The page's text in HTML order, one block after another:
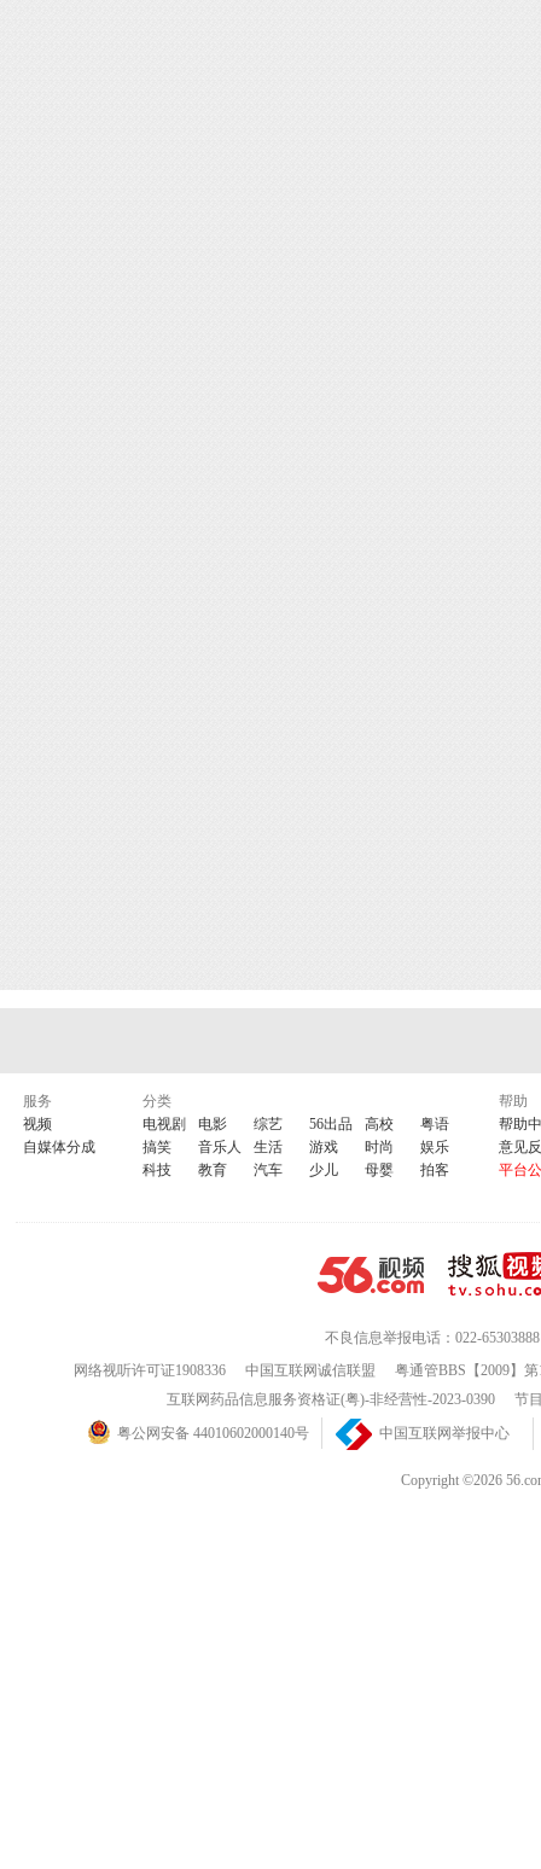
服务
视频
自媒体分成
分类
电视剧
电影 综艺 56出品 高校
粤语
搞笑
音乐人 生活 游戏 时尚
娱乐
科技
教育 汽车 少儿 母婴 拍客
帮助
帮助
意见
平台
不良信息举报电话：022-65303888
网络视听许可证1908336
中国互联网诚信联盟
粤通管BBS【2009】
互联网药品信息服务资格证(粤)-非经营性-2023-0390
节
粤公网安备 44010602000140号
中国互联网举报中心
Copyright ©2026